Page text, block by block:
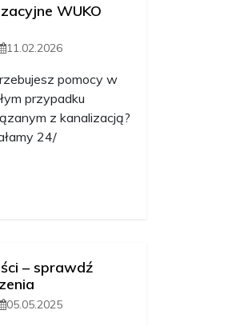
WUKO
11.02.2026
pomocy w
przypadku
z kanalizacją?
24/
– sprawdź
05.05.2025